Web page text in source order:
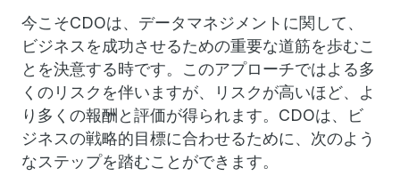
今こそCDOは、データマネジメントに関して、
ビジネスを成功させるための重要な道筋を歩むこ
とを決意する時です。このアプローチではよる多
くのリスクを伴いますが、リスクが高いほど、よ
り多くの報酬と評価が得られます。CDOは、ビ
ジネスの戦略的目標に合わせるために、次のよう
なステップを踏むことができます。